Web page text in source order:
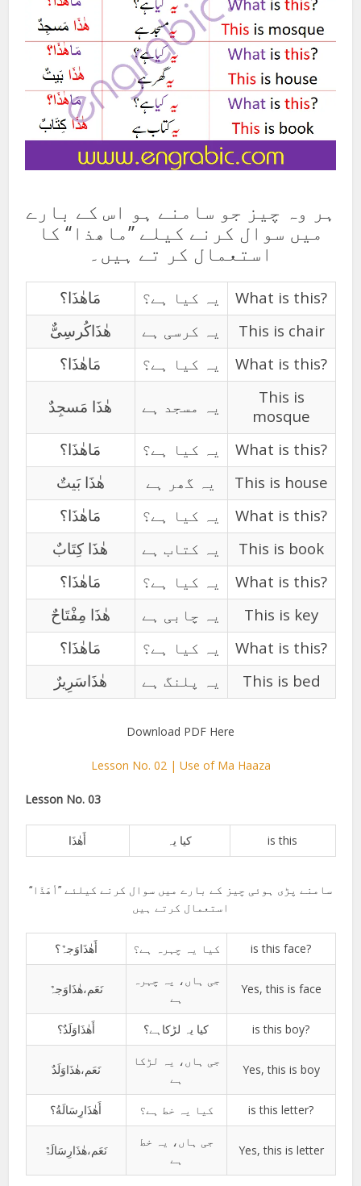
ہر وہ چیز جو سامنے ہو اس کے بارے
میں سوال کرنے کیلے ’’ماھذا‘‘ کا
استعمال کر تے ہیں۔
مَاھٰذَا؟ یہ کیا ہے؟
What is this?
ھٰذَاکُرسِیٌّ
یہ کرسی ہے
This is chair
مَاھٰذَا؟
یہ کیا ہے؟ What is this?
ھٰذَا مَسجِدٌ یہ مسجد ہے
This is
mosque
مَاھٰذَا؟
یہ کیا ہے؟
What is this?
ھٰذَا بَیتٌ
یہ گھر ہے
This is house
مَاھٰذَا؟
یہ کیا ہے؟
What is this?
ھٰذَا کِتَابٌ
یہ کتاب ہے
This is book
مَاھٰذَا؟
یہ کیا ہے؟
What is this?
ھٰذَا مِفْتَاحٌ
یہ چابی ہے
This is key
مَاھٰذَا؟
یہ کیا ہے؟
What is this?
ھٰذَاسَرِیرٌ
یہ پلنگ ہے This is bed
Download PDF Here
Lesson No. 02 | Use of Ma Haaza
Lesson No. 03
أَھٰذَا کیا یہ is this
سامنے پڑی ہوئی چیز کے بارے میں سوال کرنے کیلئے ’’أھَذَا‘‘
استعمال کرتے ہیں
أَھٰذَاوَجہٌ؟ کیا یہ چہرہ ہے؟ is this face?
نَعَم،ھٰذَاوَجہٌ
جی ہاں، یہ چہرہ
ہے
Yes, this is face
أَھٰذَاوَلَدٌ؟ کیا یہ لڑکاہے؟ is this boy?
نَعَم،ھٰذَاوَلَدٌ
جی ہاں، یہ لڑکا
ہے
Yes, this is boy
أَھٰذَارِسَالَةُ؟ کیا یہ خط ہے؟ is this letter?
نَعَم،ھٰذَارِسَالَۃٌ
جی ہاں، یہ خط
ہے
Yes, this is letter